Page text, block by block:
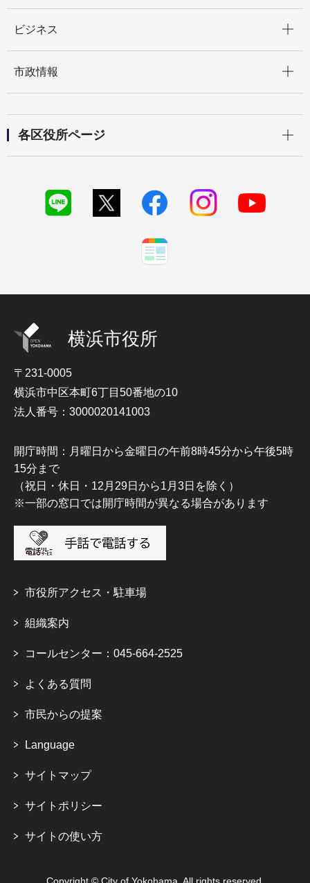
ビジネス
市政情報
各区役所ページ
横浜市役所
〒231-0005
横浜市中区本町6丁目50番地の10
法人番号：3000020141003
開庁時間：月曜日から金曜日の午前8時45分から午後5時
15分まで
（祝日・休日・12月29日から1月3日を除く）
※一部の窓口では開庁時間が異なる場合があります
市役所アクセス・駐車場
組織案内
コールセンター：045-664-2525
よくある質問
市民からの提案
Language
サイトマップ
サイトポリシー
サイトの使い方